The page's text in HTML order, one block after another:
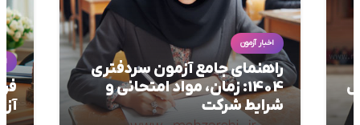
اخبار آزمون
فرایند جذب پذیرفته‌شدگان
آزمون سردفتری شهریور 1403